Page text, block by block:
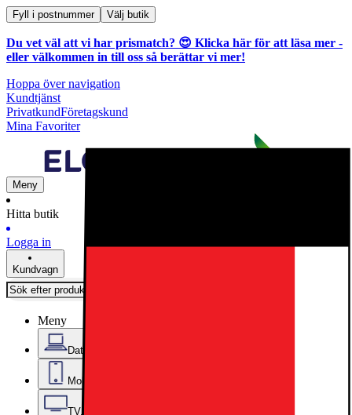
Fyll i postnummer Välj butik
Du vet väl att vi har prismatch? 😍 Klicka här för att läsa mer -
eller välkommen in till oss så berättar vi mer!
Hoppa över navigation
Kundtjänst
PrivatkundFöretagskund
Mina Favoriter
Meny
Hitta butik
Logga in
Kundvagn
Meny
Datorer & Kontor
Mobiler, Tablets & Smartklockor
TV, Ljud & Smart Hem